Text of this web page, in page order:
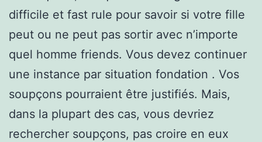
difficile et fast rule pour savoir si votre fille
peut ou ne peut pas sortir avec n’importe
quel homme friends. Vous devez continuer
une instance par situation fondation . Vos
soupçons pourraient être justifiés. Mais,
dans la plupart des cas, vous devriez
rechercher soupçons, pas croire en eux